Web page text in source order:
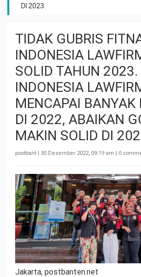
DI 2023.
TIDAK GUBRIS
INDONESIA
SOLID TAHUN 2023.
INDONESIA
MENCAPAI BANYAK
DI 2022, ABAIKAN
MAKIN SOLID DI
postbant | 30 Desember 2022, 09:19 am | 0
Jakarta, postbanten.net